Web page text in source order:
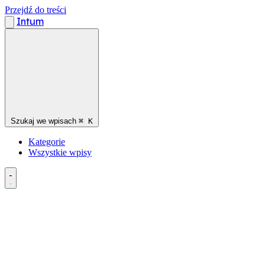
Przejdź do treści
Intum
Szukaj we wpisach ⌘ K
Kategorie
Wszystkie wpisy